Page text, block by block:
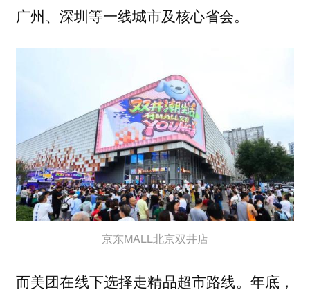
广州、深圳等一线城市及核心省会。
京东MALL北京双井店
而美团在线下选择走精品超市路线。年底，